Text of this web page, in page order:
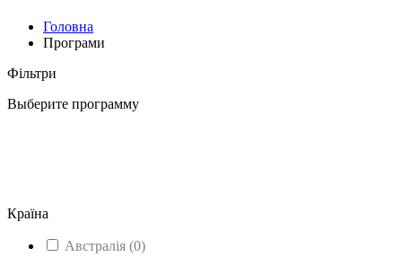
Головна
Програми
Фільтри
Выберите программу
Країна
Австралія (0)